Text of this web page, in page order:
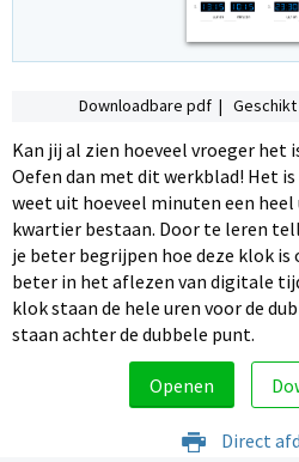
Downloadbare pdf |
Kan jij al zien hoeveel vroeger het
Oefen dan met dit werkblad! Het
weet uit hoeveel minuten een heel
kwartier bestaan. Door te leren
je beter begrijpen hoe deze klok is
beter in het aflezen van digitale
klok staan de hele uren voor de
staan achter de dubbele punt.
Openen
Direct